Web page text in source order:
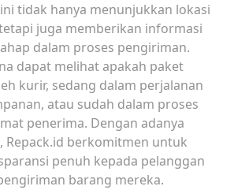
tidak hanya menunjukkan lokasi
juga memberikan informasi
dalam proses pengiriman.
dapat melihat apakah paket
kurir, sedang dalam perjalanan
atau sudah dalam proses
penerima. Dengan adanya
Repack.id berkomitmen untuk
penuh kepada pelanggan
barang mereka.